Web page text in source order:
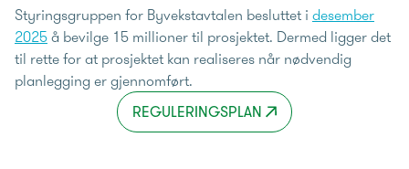
Styringsgruppen for Byvekstavtalen besluttet i desember
2025 å bevilge 15 millioner til prosjektet. Dermed ligger det
til rette for at prosjektet kan realiseres når nødvendig
planlegging er gjennomført.
REGULERINGSPLAN